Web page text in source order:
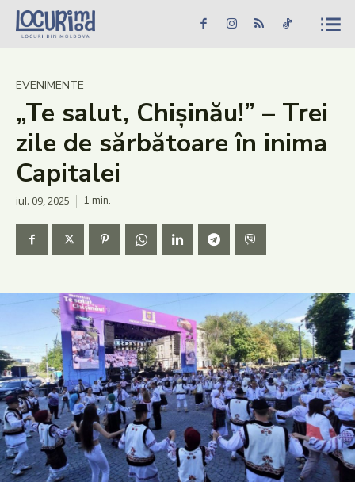
Caută în site... Căutare
Știri
Evenimente
Dezvoltare rurală
Turism
Vinării
Patrimoniu
Produs Acasă
EVENIMENTE
„Te salut, Chișinău!” – Trei
zile de sărbătoare în inima
Capitalei
iul. 09, 2025 1 min.